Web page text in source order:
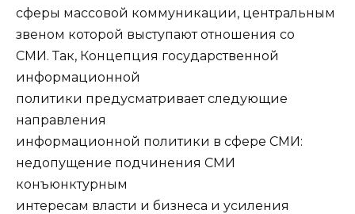
сферы массовой коммуникации, центральным
звеном которой выступают отношения со
СМИ. Так, Концепция государственной
информационной
политики предусматривает следующие
направления
информационной политики в сфере СМИ:
недопущение подчинения СМИ
конъюнктурным
интересам власти и бизнеса и усиления